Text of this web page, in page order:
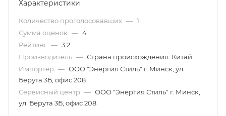
Характеристики
Количество проголосовавших — 1
Сумма оценок — 4
Рейтинг — 3.2
Производитель — Страна происхождения: Китай
Импортер — ООО "Энергия Стиль" г. Минск, ул.
Берута 3Б, офис 208
Сервисный центр — ООО "Энергия Стиль" г. Минск,
ул. Берута 3Б, офис 208